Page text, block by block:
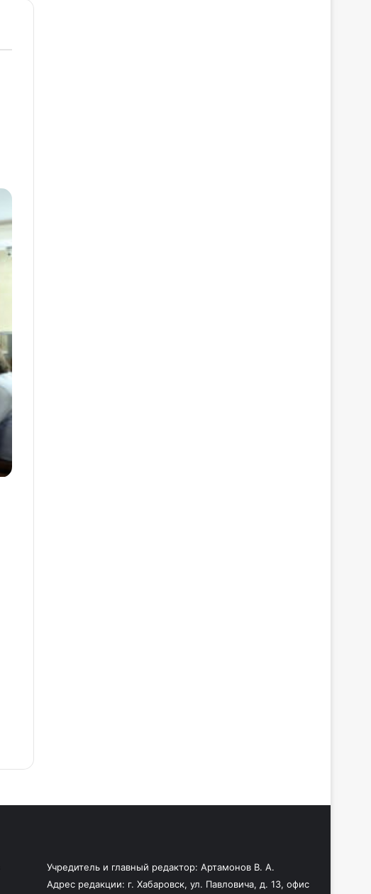
Учредитель и главный редактор: Артамонов В. А.
Адрес редакции: г. Хабаровск, ул. Павловича, д. 13, офис